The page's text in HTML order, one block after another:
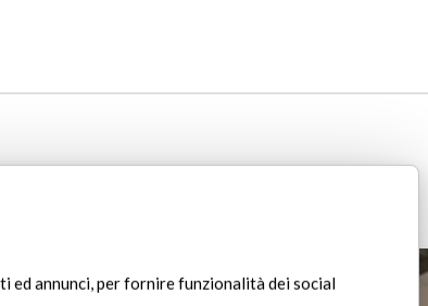
ed annunci, per fornire funzionalità dei social